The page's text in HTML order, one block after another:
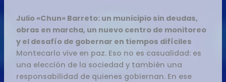
Julio «Chun» Barreto: un municipio sin deudas,
obras en marcha, un nuevo centro de monitoreo
y el desafío de gobernar en tiempos difíciles
Montecarlo vive en paz. Eso no es casualidad: es
una elección de la sociedad y también una
responsabilidad de quienes gobiernan. En ese